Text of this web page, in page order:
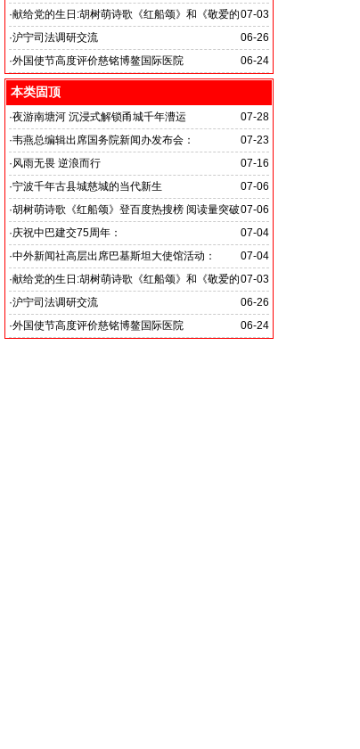
节”
医药、保健和生物科技职业技术教育与培训专题研讨会
07-03
·献给党的生日:胡树萌诗歌《红船颂》和《敬爱的
党啊 我怎能不为你放声歌唱》
06-26
·沪宁司法调研交流
共探司法鉴定发展新路
06-24
·外国使节高度评价慈铭博鳌国际医院
本类固顶
07-28
·夜游南塘河 沉浸式解锁甬城千年漕运
07-23
·韦燕总编辑出席国务院新闻办发布会：
关注海关总署“十五五”时期守好国门安全
07-16
·风雨无畏 逆浪而行
旭日应急救援队硬核抗巴“威风”护平安
07-06
·宁波千年古县城慈城的当代新生
07-06
·胡树萌诗歌《红船颂》登百度热搜榜 阅读量突破
数亿次 打破“曲高和寡”的传播困境
07-04
·庆祝中巴建交75周年：
韦燕总裁同多国大使出席巴基斯坦驻华大使馆举办“芒果
节”
07-04
·中外新闻社高层出席巴基斯坦大使馆活动：
医药、保健和生物科技职业技术教育与培训专题研讨会
07-03
·献给党的生日:胡树萌诗歌《红船颂》和《敬爱的
党啊 我怎能不为你放声歌唱》
06-26
·沪宁司法调研交流
共探司法鉴定发展新路
06-24
·外国使节高度评价慈铭博鳌国际医院